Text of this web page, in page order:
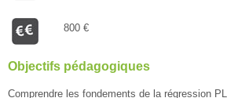
800 €
Objectifs pédagogiques
Comprendre les fondements de la régression